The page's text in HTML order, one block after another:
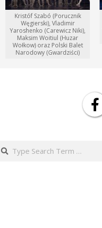
Kristóf Szabó (Porucznik
Węgierski), Vladimir
Yaroshenko (Carewicz Niki),
Maksim Woitiul (Huzar
Wołkow) oraz Polski Balet
Narodowy (Gwardziści)
Search